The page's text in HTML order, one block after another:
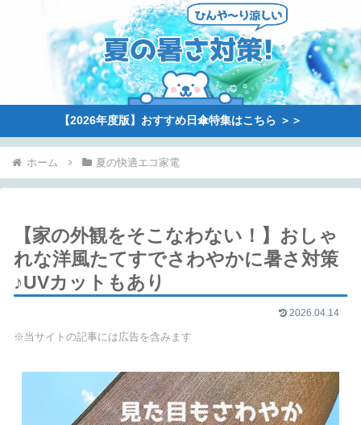
【2026年度版】おすすめ日傘特集はこちら ＞＞
ホーム 夏の快適エコ家電
【家の外観をそこなわない！】おしゃ
れな洋風たてすでさわやかに暑さ対策
♪UVカットもあり
2026.04.14
※当サイトの記事には広告を含みます